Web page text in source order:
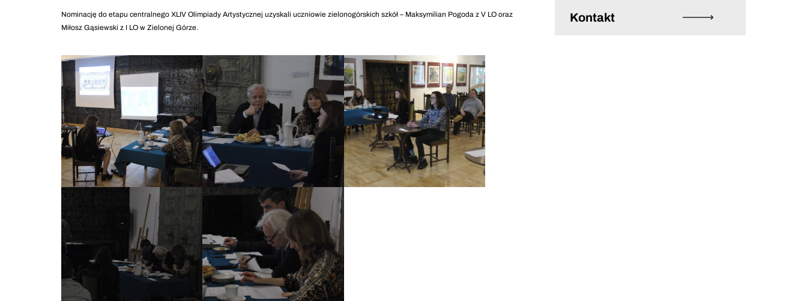
Nominację do etapu centralnego XLIV Olimpiady Artystycznej uzyskali uczniowie zielonogórskich szkół – Maksymilian Pogoda z V LO oraz
Miłosz Gąsiewski z I LO w Zielonej Górze.
Kontakt